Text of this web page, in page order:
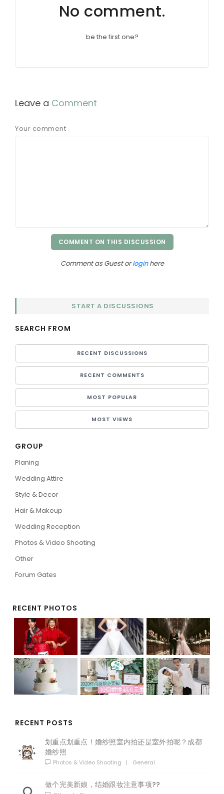
No comment.
be the first one?
Leave a Comment
Your comment
COMMENT ON THIS DISCUSSION
Comment as Guest orloginhere
START A DISCUSSIONS
SEARCH FROM
RECENT DISCUSSIONS
RECENT COMMENTS
MOST POPULAR
MOST VIEWS
GROUP
Planing
Wedding Attire
Style & Decor
Hair & Makeup
Wedding Reception
Photos & Video Shooting
Other
Forum Gates
RECENT PHOTOS
RECENT POSTS
划重点划重点！婚纱照室内拍还是室外拍呢？成都
婚纱照
Photos & Video Shooting | General
做个完美新娘，结婚跟妆注意事项??